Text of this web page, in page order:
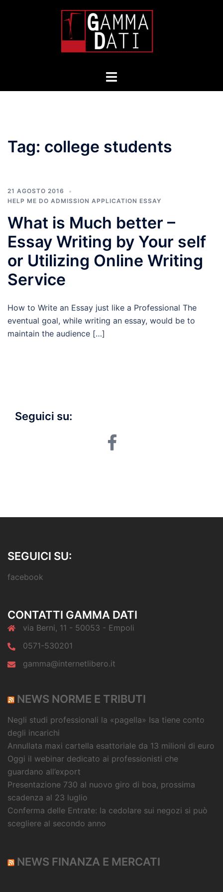
Toggle
Tag: college students
21 AGOSTO 2016
HELP ME DO ADMISSION APPLICATION ESSAY
What is Much better –
Essay Writing by Your self
or Utilizing Online Writing
Service
How to Write an Essay just like a Professional The
eventual goal, while writing an essay, would be to
maintain the audience […]
Seguici su:
facebook
SEGUICI SU:
facebook
CONTATTI GAMMA DATI
via Berni, 11 - 50053 - Empoli
0571-530201
gamma@internetlibero.it
NEWS NORME E TRIBUTI
Negli studi professionali la «pagella» Isa tiene conto
degli incarichi
Annullata maxi cartella esattoriale da 13 milioni di euro
Oggi il webinar dedicato ai professionisti che
guardano all’export
Presentazione 730 al nuovo giro di boa, prossima
scadenza al 23 luglio
Conferma delle Entrate: la cedolare sui negozi si può
scegliere al secondo anno
NEWS FINANZA E MERCATI